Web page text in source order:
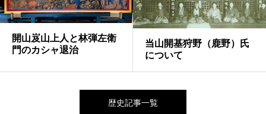
開山岌山上人と林弾左衛
門のカシャ退治
当山開基狩野（鹿野）氏
について
歴史記事一覧